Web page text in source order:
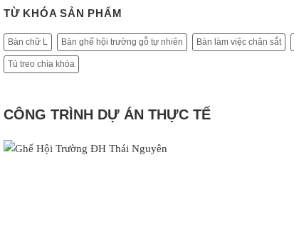
TỪ KHÓA SẢN PHẨM
Bàn chữ L Bàn ghế hội trường gỗ tự nhiên Bàn làm việc chân sắt
Tủ treo chìa khóa
CÔNG TRÌNH DỰ ÁN THỰC TẾ